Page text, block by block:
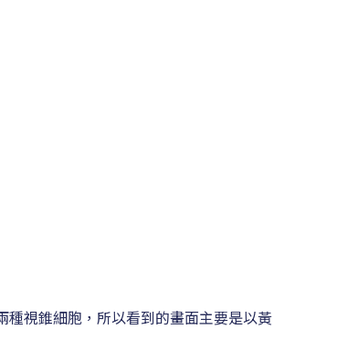
種視錐細胞，所以看到的畫面主要是以黃